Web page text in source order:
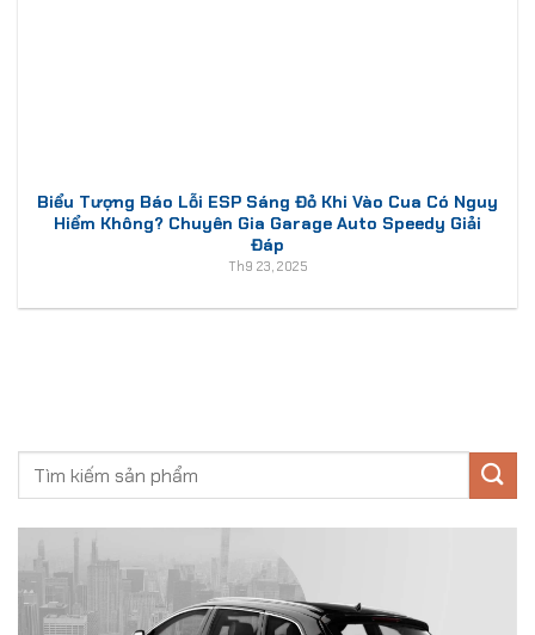
Biểu Tượng Báo Lỗi ESP Sáng Đỏ Khi Vào Cua Có Nguy
Hiểm Không? Chuyên Gia Garage Auto Speedy Giải
Đáp
Th9 23, 2025